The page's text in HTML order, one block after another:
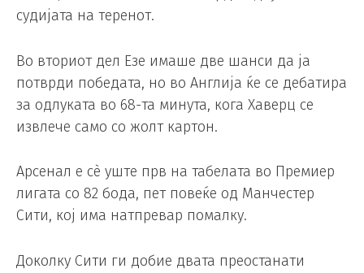
судијата на теренот.
Во вториот дел Езе имаше две шанси да ја
потврди победата, но во Англија ќе се дебатира
за одлуката во 68-та минута, кога Хаверц се
извлече само со жолт картон.
Арсенал е сè уште прв на табелата во Премиер
лигата со 82 бода, пет повеќе од Манчестер
Сити, кој има натпревар помалку.
Доколку Сити ги добие двата преостанати